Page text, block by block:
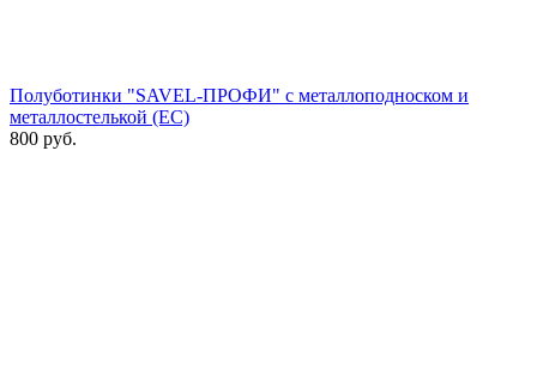
Полуботинки "SAVEL-ПРОФИ" с металлоподноском и
металлостелькой (ЕС)
800 руб.